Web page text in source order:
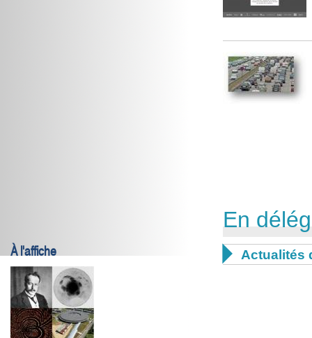
À l'affiche
En
 Actualités